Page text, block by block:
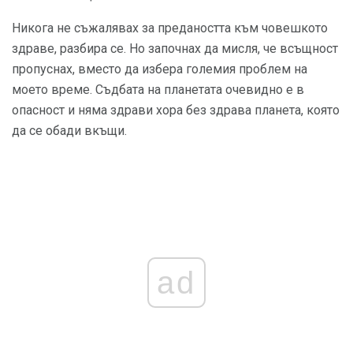
Никога не съжалявах за предаността към човешкото
здраве, разбира се. Но започнах да мисля, че всъщност
пропуснах, вместо да избера големия проблем на
моето време. Съдбата на планетата очевидно е в
опасност и няма здрави хора без здрава планета, която
да се обади вкъщи.
ad